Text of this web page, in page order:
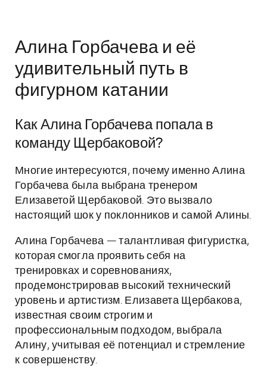
Алина Горбачева и её
удивительный путь в
фигурном катании
Как Алина Горбачева попала в
команду Щербаковой?
Многие интересуются, почему именно Алина
Горбачева была выбрана тренером
Елизаветой Щербаковой. Это вызвало
настоящий шок у поклонников и самой Алины.
Алина Горбачева — талантливая фигуристка,
которая смогла проявить себя на
тренировках и соревнованиях,
продемонстрировав высокий технический
уровень и артистизм. Елизавета Щербакова,
известная своим строгим и
профессиональным подходом, выбрала
Алину, учитывая её потенциал и стремление
к совершенству.